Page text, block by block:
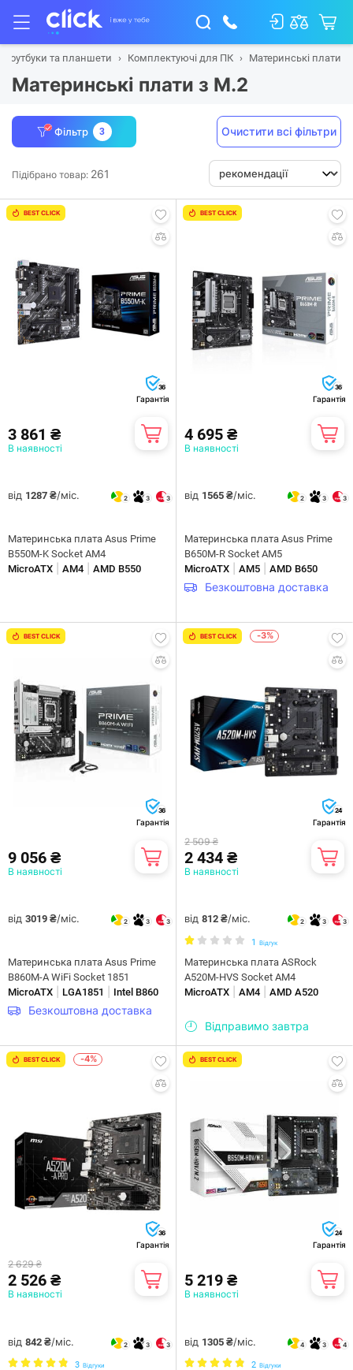
ноутбуки та планшети Комплектуючі для ПК Материнські плати
Материнські плати з M.2
Фільтр 3 Очистити всі фільтри
Підібрано товар: 261
BEST CLICK
36
Гарантія
3 861 ₴
В наявності
від 1287 ₴/міс. 2 3 3
Материнська плата Asus Prime
B550M-K Socket AM4
MicroATX
AM4 AMD B550
BEST CLICK
36
Гарантія
4 695 ₴
В наявності
від 1565 ₴/міс. 2 3 3
Материнська плата Asus Prime
B650M-R Socket AM5
MicroATX
AM5 AMD B650
Безкоштовна доставка
BEST CLICK
36
Гарантія
9 056 ₴
В наявності
від 3019 ₴/міс. 2 3 3
Материнська плата Asus Prime
B860M-A WiFi Socket 1851
MicroATX
LGA1851 Intel B860
Безкоштовна доставка
BEST CLICK -3%
24
Гарантія
2 509 ₴
2 434 ₴
В наявності
від 812 ₴/міс. 2 3 3
1 Відгук
Материнська плата ASRock
A520M-HVS Socket AM4
MicroATX
AM4 AMD A520
Відправимо завтра
BEST CLICK -4%
36
Гарантія
2 629 ₴
2 526 ₴
В наявності
від 842 ₴/міс. 2 3 3
3 Відгуки
BEST CLICK
24
Гарантія
5 219 ₴
В наявності
від 1305 ₴/міс. 4 3 4
2 Відгуки